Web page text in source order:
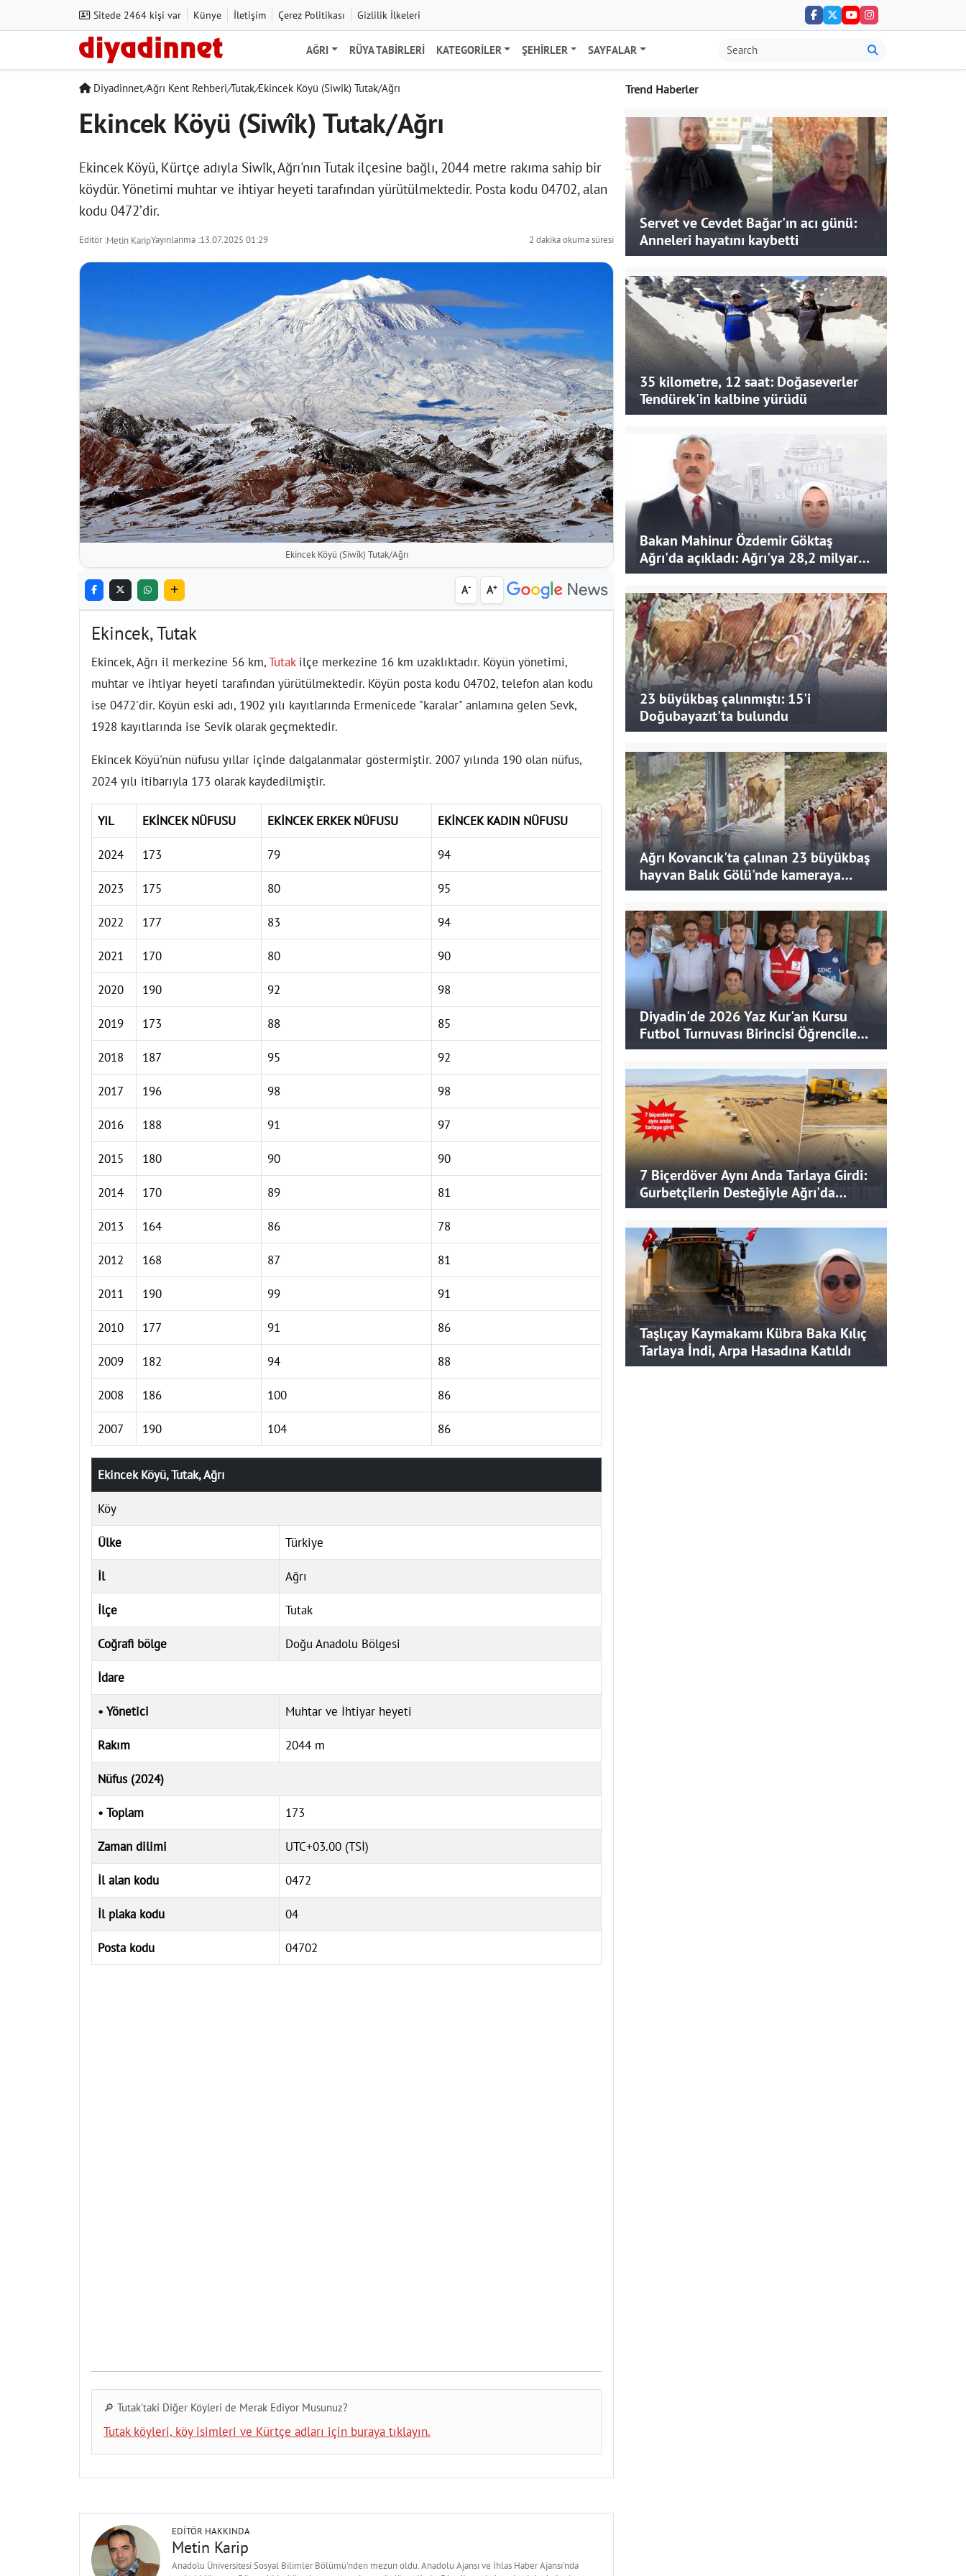
Sitede 2464 kişi var Künye İletişim Çerez Politikası Gizlilik İlkeleri
AĞRI RÜYA TABIRLERI KATEGORILER ŞEHIRLER SAYFALAR
Diyadinnet/Ağrı Kent Rehberi/Tutak/Ekincek Köyü (Siwîk) Tutak/Ağrı
Ekincek Köyü (Siwîk) Tutak/Ağrı
Ekincek Köyü, Kürtçe adıyla Siwîk, Ağrı'nın Tutak ilçesine bağlı, 2044 metre rakıma sahip bir
köydür. Yönetimi muhtar ve ihtiyar heyeti tarafından yürütülmektedir. Posta kodu 04702, alan
kodu 0472’dir.
Editör :Metin KaripYayınlanma :13.07.2025 01:29 2 dakika okuma süresi
Ekincek Köyü (Siwîk) Tutak/Ağrı
A- A+
Ekincek, Tutak
Ekincek, Ağrı il merkezine 56 km,Tutakilçe merkezine 16 km uzaklıktadır. Köyün yönetimi,
muhtar ve ihtiyar heyeti tarafından yürütülmektedir. Köyün posta kodu 04702, telefon alan kodu
ise 0472'dir. Köyün eski adı, 1902 yılı kayıtlarında Ermenicede "karalar" anlamına gelen Sevk,
1928 kayıtlarında ise Sevik olarak geçmektedir.
Ekincek Köyü'nün nüfusu yıllar içinde dalgalanmalar göstermiştir. 2007 yılında 190 olan nüfus,
2024 yılı itibarıyla 173 olarak kaydedilmiştir.
YIL EKİNCEK NÜFUSU EKİNCEK ERKEK NÜFUSU EKİNCEK KADIN NÜFUSU
2024 173 79 94
2023 175 80 95
2022 177 83 94
2021 170 80 90
2020 190 92 98
2019 173 88 85
2018 187 95 92
2017 196 98 98
2016 188 91 97
2015 180 90 90
2014 170 89 81
2013 164 86 78
2012 168 87 81
2011 190 99 91
2010 177 91 86
2009 182 94 88
2008 186 100 86
2007 190 104 86
Ekincek Köyü, Tutak, Ağrı
Köy
Ülke Türkiye
İl Ağrı
İlçe Tutak
Coğrafi bölge Doğu Anadolu Bölgesi
İdare
• Yönetici Muhtar ve İhtiyar heyeti
Rakım 2044 m
Nüfus (2024)
• Toplam 173
Zaman dilimi UTC+03.00 (TSİ)
İl alan kodu 0472
İl plaka kodu 04
Posta kodu 04702
🔎 Tutak'taki Diğer Köyleri de Merak Ediyor Musunuz?
Tutak köyleri, köy isimleri ve Kürtçe adları için buraya tıklayın.
EDITÖR HAKKINDA
Metin Karip
Anadolu Üniversitesi Sosyal Bilimler Bölümü'nden mezun oldu. Anadolu Ajansı ve İhlas Haber Ajansı'nda
Trend Haberler
Servet ve Cevdet Bağar'ın acı günü:
Anneleri hayatını kaybetti
35 kilometre, 12 saat: Doğaseverler
Tendürek'in kalbine yürüdü
Bakan Mahinur Özdemir Göktaş
Ağrı'da açıkladı: Ağrı'ya 28,2 milyar
liralık yatırım ve destek sağlandı
23 büyükbaş çalınmıştı: 15'i
Doğubayazıt'ta bulundu
Ağrı Kovancık'ta çalınan 23 büyükbaş
hayvan Balık Gölü'nde kameraya
takıldı
Diyadin'de 2026 Yaz Kur'an Kursu
Futbol Turnuvası Birincisi Öğrencilere
Hediye
7 Biçerdöver Aynı Anda Tarlaya Girdi:
Gurbetçilerin Desteğiyle Ağrı'da
Bereketli Hasat
Taşlıçay Kaymakamı Kübra Baka Kılıç
Tarlaya İndi, Arpa Hasadına Katıldı